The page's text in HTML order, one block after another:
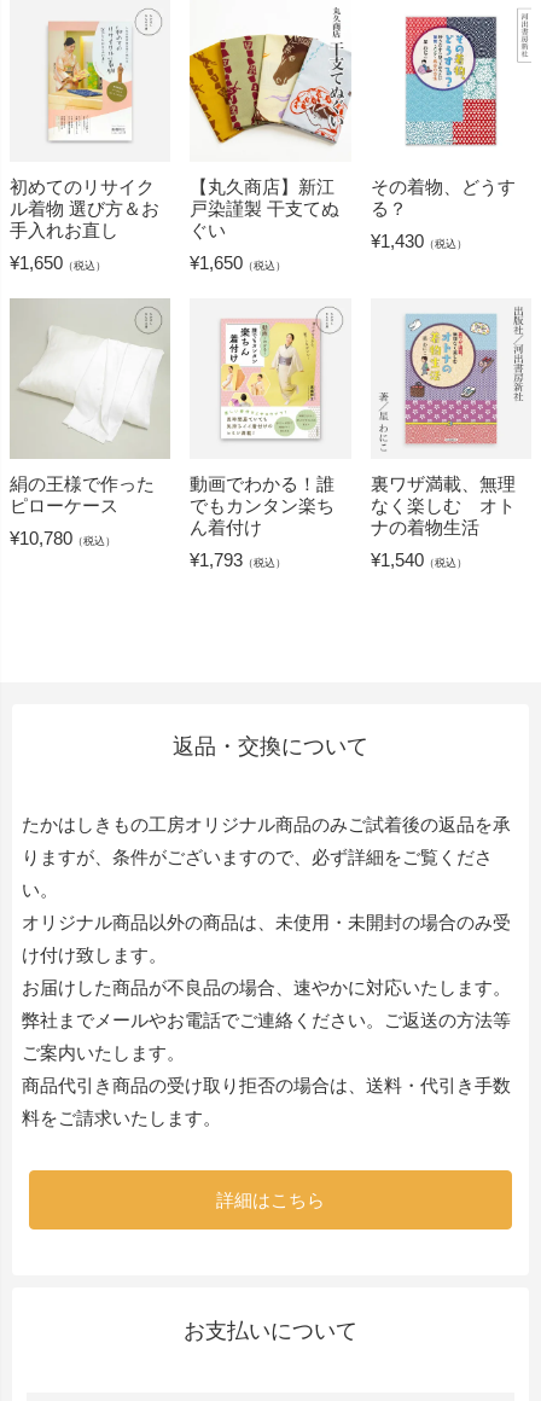
初めてのリサイク
ル着物 選び方＆お
手入れお直し
¥1,650 （税込）
【丸久商店】新江
戸染謹製 干支てぬ
ぐい
¥1,650 （税込）
その着物、どうす
る？
¥1,430（税込）
絹の王様で作った
ピローケース
¥10,780 （税込）
動画でわかる！誰
でもカンタン楽ち
ん着付け
¥1,793 （税込）
裏ワザ満載、無理
なく楽しむ オト
ナの着物生活
¥1,540（税込）
返品・交換について
たかはしきもの工房オリジナル商品のみご試着後の返品を承
りますが、条件がございますので、必ず詳細をご覧くださ
い。
オリジナル商品以外の商品は、未使用・未開封の場合のみ受
け付け致します。
お届けした商品が不良品の場合、速やかに対応いたします。
弊社までメールやお電話でご連絡ください。ご返送の方法等
ご案内いたします。
商品代引き商品の受け取り拒否の場合は、送料・代引き手数
料をご請求いたします。
詳細はこちら
お支払いについて